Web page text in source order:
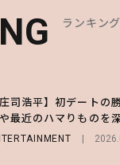
ランキング
庄司浩平】初デートの
最近のハマりものを
ランキング
大原優乃】夏メイクは
しちゃう色っぽ“うる
2026.08.01
ランキング
SNIDEL】長濱ねると
な秋はじめ｜2026秋
Sponsored